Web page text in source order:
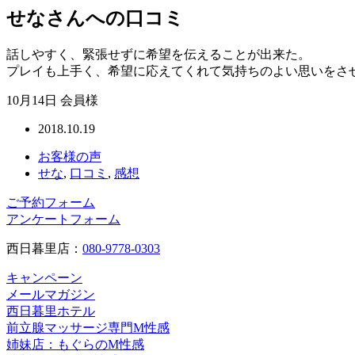
せなさんへの口コミ
話しやすく、緊張せずに希望を伝えることが出来た。
プレイも上手く、希望に応えてくれて気持ちのよい思いをさ
10月14日 会員様
2018.10.19
お客様の声
せな, 口コミ , 感想
ご予約フォーム
アンケートフォーム
西日暮里店： 080-9778-0303
キャンペーン
メールマガジン
西日暮里ホテル
前立腺マッサージ専門M性感
姉妹店：もぐらのM性感